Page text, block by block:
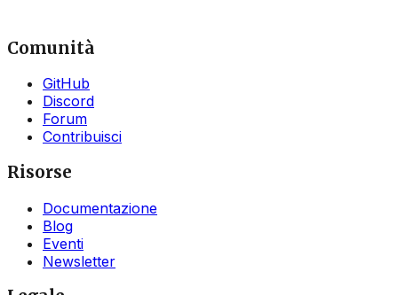
Comunità
GitHub
Discord
Forum
Contribuisci
Risorse
Documentazione
Blog
Eventi
Newsletter